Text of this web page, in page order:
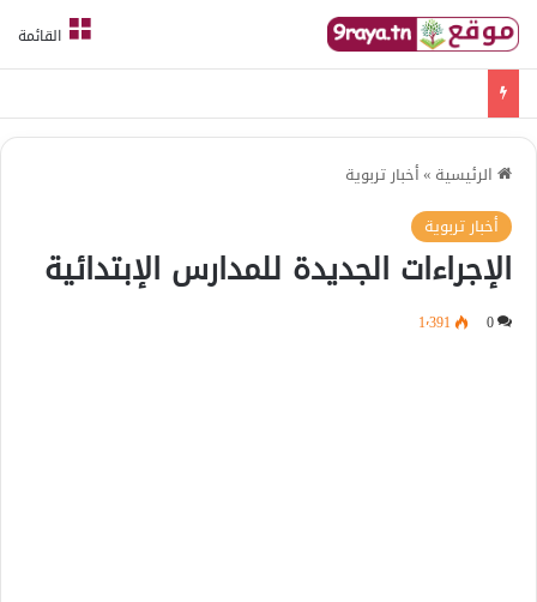
القائمة
الرئيسية »أخبار تربوية
أخبار تربوية
الإجراءات الجديدة للمدارس الإبتدائية
0 1٬391